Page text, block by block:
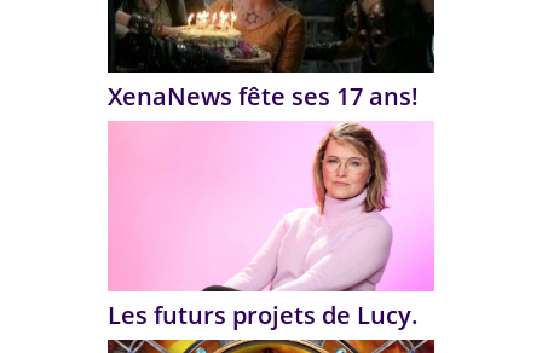
XenaNews fête ses 17 ans!
Les futurs projets de Lucy.